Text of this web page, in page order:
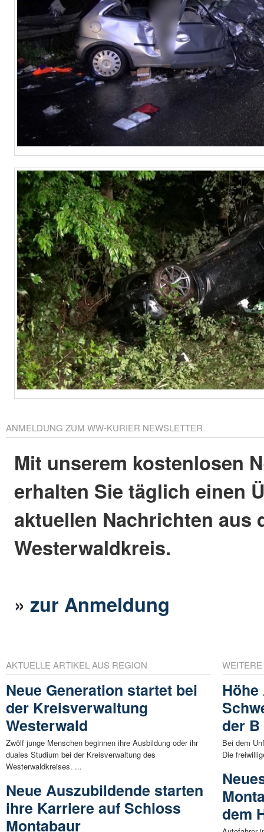
ANMELDUNG ZUM WW-KURIER NEWSLETTER
Mit unserem kostenlosen
erhalten Sie täglich einen
aktuellen Nachrichten aus
Westerwaldkreis.
»zur Anmeldung
AKTUELLE ARTIKEL AUS REGION
Neue Generation startet bei
der Kreisverwaltung
Westerwald
Zwölf junge Menschen beginnen ihre Ausbildung oder ihr
duales Studium bei der Kreisverwaltung des
Westerwaldkreises. ...
Neue Auszubildende starten
ihre Karriere auf Schloss
Montabaur
der
Bei dem
Die
dem